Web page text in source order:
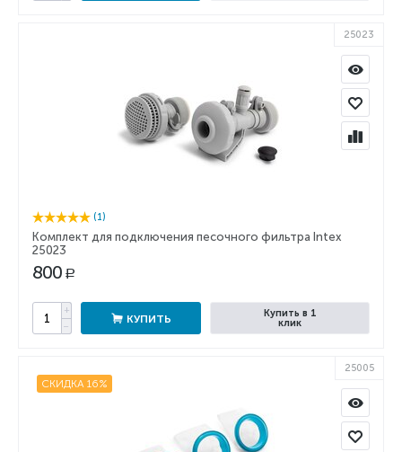
25023
(1)
Комплект для подключения песочного фильтра Intex
25023
800 Р
+
−
КУПИТЬ
Купить в 1
клик
СКИДКА 16%
25005